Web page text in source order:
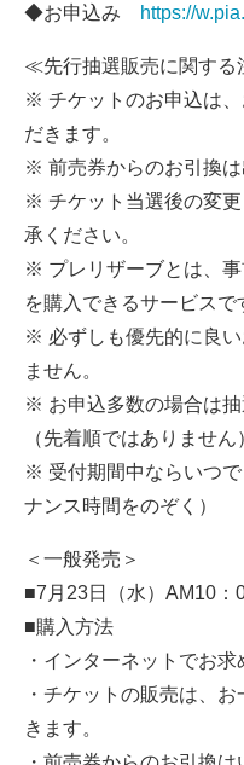
◆お申込み https://
≪先行抽選販売に関す
※ チケットのお申込は
だきます。
※ 前売券からのお引換は
※ チケット当選後の変
承ください。
※ プレリザーブとは、
を購入できるサービスで
※ 必ずしも優先的に良
ません。
※ お申込多数の場合は抽
（先着順ではありません
※ 受付期間中ならいつ
ナンス時間をのぞく）
＜一般発売＞
■7月23日（水）AM10：
■購入方法
・インターネットでお求
・チケットの販売は、
きます。